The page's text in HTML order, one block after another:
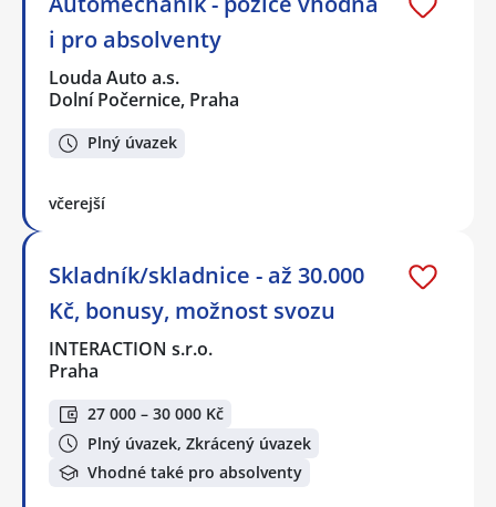
i pro absolventy
Louda Auto a.s.
Dolní Počernice, Praha
Plný úvazek
včerejší
Skladník/skladnice - až 30.000
Kč, bonusy, možnost svozu
INTERACTION s.r.o.
Praha
27 000 – 30 000 Kč
Plný úvazek, Zkrácený úvazek
Vhodné také pro absolventy